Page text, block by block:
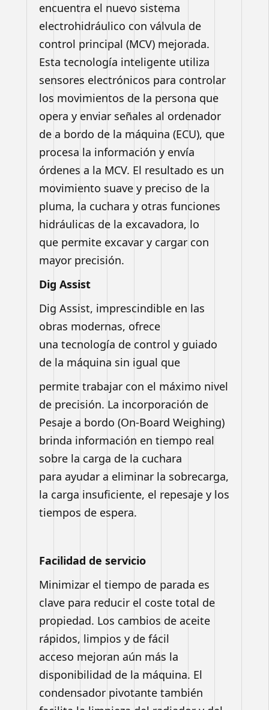
encuentra el nuevo sistema
electrohidráulico con válvula de
control principal (MCV) mejorada.
Esta tecnología inteligente utiliza
sensores electrónicos para controlar
los movimientos de la persona que
opera y enviar señales al ordenador
de a bordo de la máquina (ECU), que
procesa la información y envía
órdenes a la MCV. El resultado es un
movimiento suave y preciso de la
pluma, la cuchara y otras funciones
hidráulicas de la excavadora, lo
que permite excavar y cargar con
mayor precisión.
Dig Assist
Dig Assist, imprescindible en las
obras modernas, ofrece
una tecnología de control y guiado
de la máquina sin igual que
permite trabajar con el máximo nivel
de precisión. La incorporación de
Pesaje a bordo (On-Board Weighing)
brinda información en tiempo real
sobre la carga de la cuchara
para ayudar a eliminar la sobrecarga,
la carga insuficiente, el repesaje y los
tiempos de espera.
Facilidad de servicio
Minimizar el tiempo de parada es
clave para reducir el coste total de
propiedad. Los cambios de aceite
rápidos, limpios y de fácil
acceso mejoran aún más la
disponibilidad de la máquina. El
condensador pivotante también